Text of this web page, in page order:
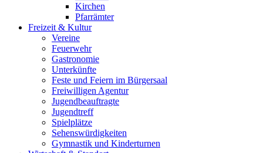
Kirchen
Pfarrämter
Freizeit & Kultur
Vereine
Feuerwehr
Gastronomie
Unterkünfte
Feste und Feiern im Bürgersaal
Freiwilligen Agentur
Jugendbeauftragte
Jugendtreff
Spielplätze
Sehenswürdigkeiten
Gymnastik und Kinderturnen